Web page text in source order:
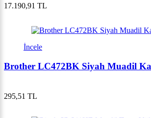
17.190,91 TL
İncele
Brother LC472BK Siyah Muadil
295,51 TL